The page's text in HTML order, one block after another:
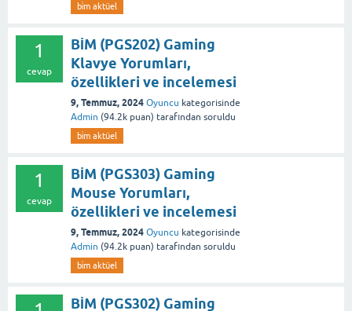
bi̇m aktüel
1
cevap
BİM (PGS202) Gaming
Klavye Yorumları,
özellikleri ve incelemesi
9, Temmuz, 2024 Oyuncu kategorisinde
Admin (94.2k puan) tarafından soruldu
bi̇m aktüel
1
cevap
BİM (PGS303) Gaming
Mouse Yorumları,
özellikleri ve incelemesi
9, Temmuz, 2024 Oyuncu kategorisinde
Admin (94.2k puan) tarafından soruldu
bi̇m aktüel
BİM (PGS302) Gaming